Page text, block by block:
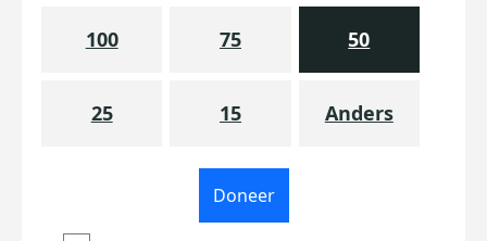
100 75 50
25 15 Anders
Doneer